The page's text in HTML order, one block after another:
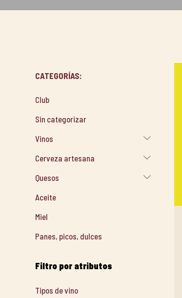
CATEGORÍAS:
Club
Sin categorizar
Vinos
Cerveza artesana
Quesos
Aceite
Miel
Panes, picos, dulces
Filtro por atributos
Tipos de vino